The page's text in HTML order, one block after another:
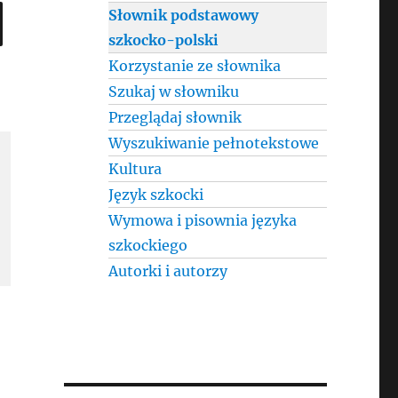
Słownik podstawowy
szkocko-polski
Korzystanie ze słownika
Szukaj w słowniku
Przeglądaj słownik
Wyszukiwanie pełnotekstowe
Kultura
Język szkocki
Wymowa i pisownia języka
szkockiego
Autorki i autorzy